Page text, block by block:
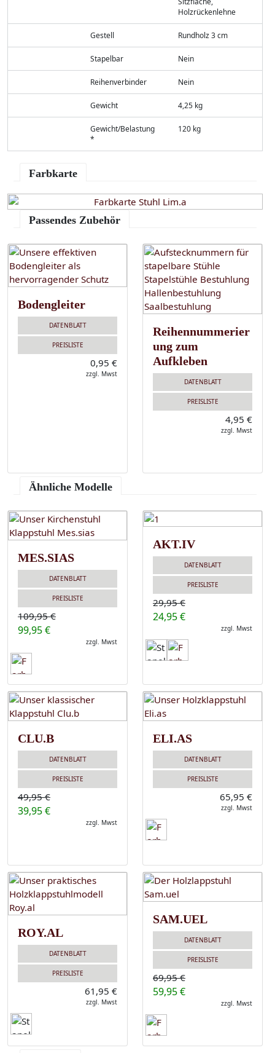
Holzrückenlehne
Gestell Rundholz 3 cm
Stapelbar Nein
Reihenverbinder Nein
Gewicht 4,25 kg
Gewicht/Belastung
*
120 kg
Farbkarte
Passendes Zubehör
Bodengleiter
DATENBLATT
PREISLISTE
0,95 €
zzgl. Mwst
Reihennummerier
ung zum
Aufkleben
DATENBLATT
PREISLISTE
4,95 €
zzgl. Mwst
Ähnliche Modelle
MES.SIAS
DATENBLATT
PREISLISTE
109,95 €
99,95 €
zzgl. Mwst
AKT.IV
DATENBLATT
PREISLISTE
29,95 €
24,95 €
zzgl. Mwst
CLU.B
DATENBLATT
PREISLISTE
49,95 €
39,95 €
zzgl. Mwst
ELI.AS
DATENBLATT
PREISLISTE
65,95 €
zzgl. Mwst
ROY.AL
DATENBLATT
PREISLISTE
61,95 €
zzgl. Mwst
SAM.UEL
DATENBLATT
PREISLISTE
69,95 €
59,95 €
zzgl. Mwst